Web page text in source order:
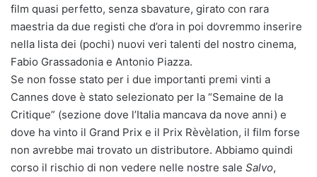
film quasi perfetto, senza sbavature, girato con rara
maestria da due registi che d’ora in poi dovremmo inserire
nella lista dei (pochi) nuovi veri talenti del nostro cinema,
Fabio Grassadonia e Antonio Piazza.
Se non fosse stato per i due importanti premi vinti a
Cannes dove è stato selezionato per la “Semaine de la
Critique” (sezione dove l’Italia mancava da nove anni) e
dove ha vinto il Grand Prix e il Prix Rèvèlation, il film forse
non avrebbe mai trovato un distributore. Abbiamo quindi
corso il rischio di non vedere nelle nostre sale Salvo,